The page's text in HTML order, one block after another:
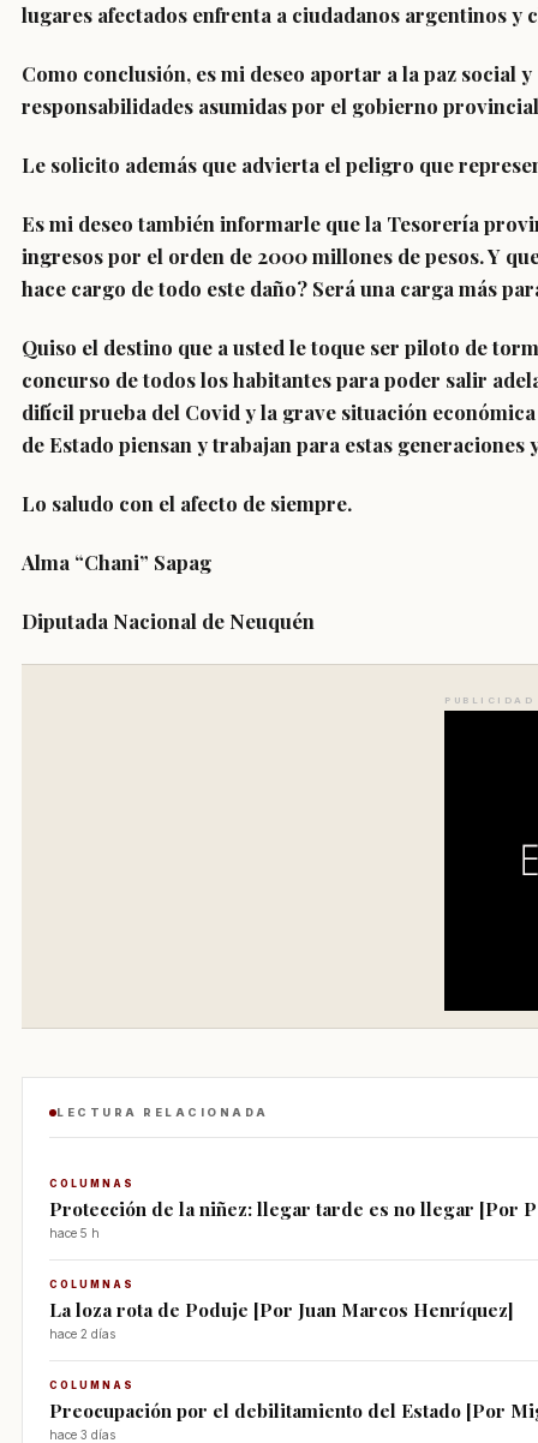
lugares afectados enfrenta a ciudadanos argentinos y
Como conclusión, es mi deseo aportar a la paz social
responsabilidades asumidas por el gobierno
Le solicito además que advierta el peligro que
Es mi deseo también informarle que la Tesorería
ingresos por el orden de 2000 millones de pesos. Y
hace cargo de todo este daño? Será una carga más
Quiso el destino que a usted le toque ser piloto de
concurso de todos los habitantes para poder salir
difícil prueba del Covid y la grave situación
de Estado piensan y trabajan para estas
Lo saludo con el afecto de siempre.
Alma “Chani” Sapag
Diputada Nacional de Neuquén
PUBLICIDAD
LECTURA RELACIONADA
COLUMNAS
Protección de la niñez: llegar tarde es no llegar [Por
hace 5 h
COLUMNAS
La loza rota de Poduje [Por Juan Marcos Henríquez]
hace 2 días
COLUMNAS
Preocupación por el debilitamiento del Estado [Por
hace 3 días